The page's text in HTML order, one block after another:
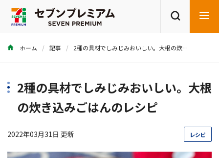
商品を探す レシピを探す
ホーム 記事 2種の具材でしみじみおいしい。大根の炊き込みごはんのレシピ
2種の具材でしみじみおいしい。大根
の炊き込みごはんのレシピ
2022年03月31日 更新 レシピ